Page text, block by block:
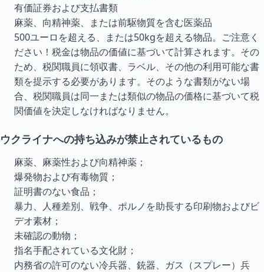
有価証券および支払書類
麻薬、向精神薬、または前駆物質を含む医薬品
500ユーロを超える、または50kgを超える物品。ご注意く
ださい！税金は物品の価値に基づいて計算されます。その
ため、税関職員に領収書、ラベル、その他の利用可能な書
類を提示する必要があります。そのような書類がない場
合、税関職員は同一または類似の物品の価格に基づいて税
関価値を決定しなければなりません。
ウクライナへの持ち込みが禁止されているもの
麻薬、麻薬性および向精神薬；
爆発物および有毒物質；
証明書のない食品；
暴力、人種差別、戦争、ポルノを助長する印刷物およびビ
デオ素材；
未確認の動物；
指名手配されている文化財；
内務省の許可のない冷兵器、銃器、ガス（スプレー）兵